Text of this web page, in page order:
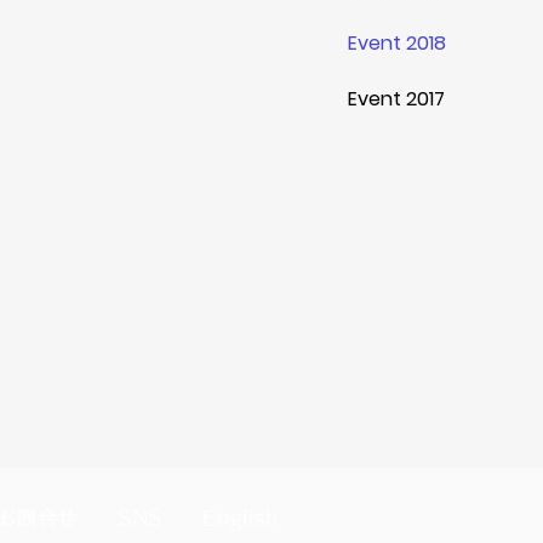
Event 2018
Event 2017